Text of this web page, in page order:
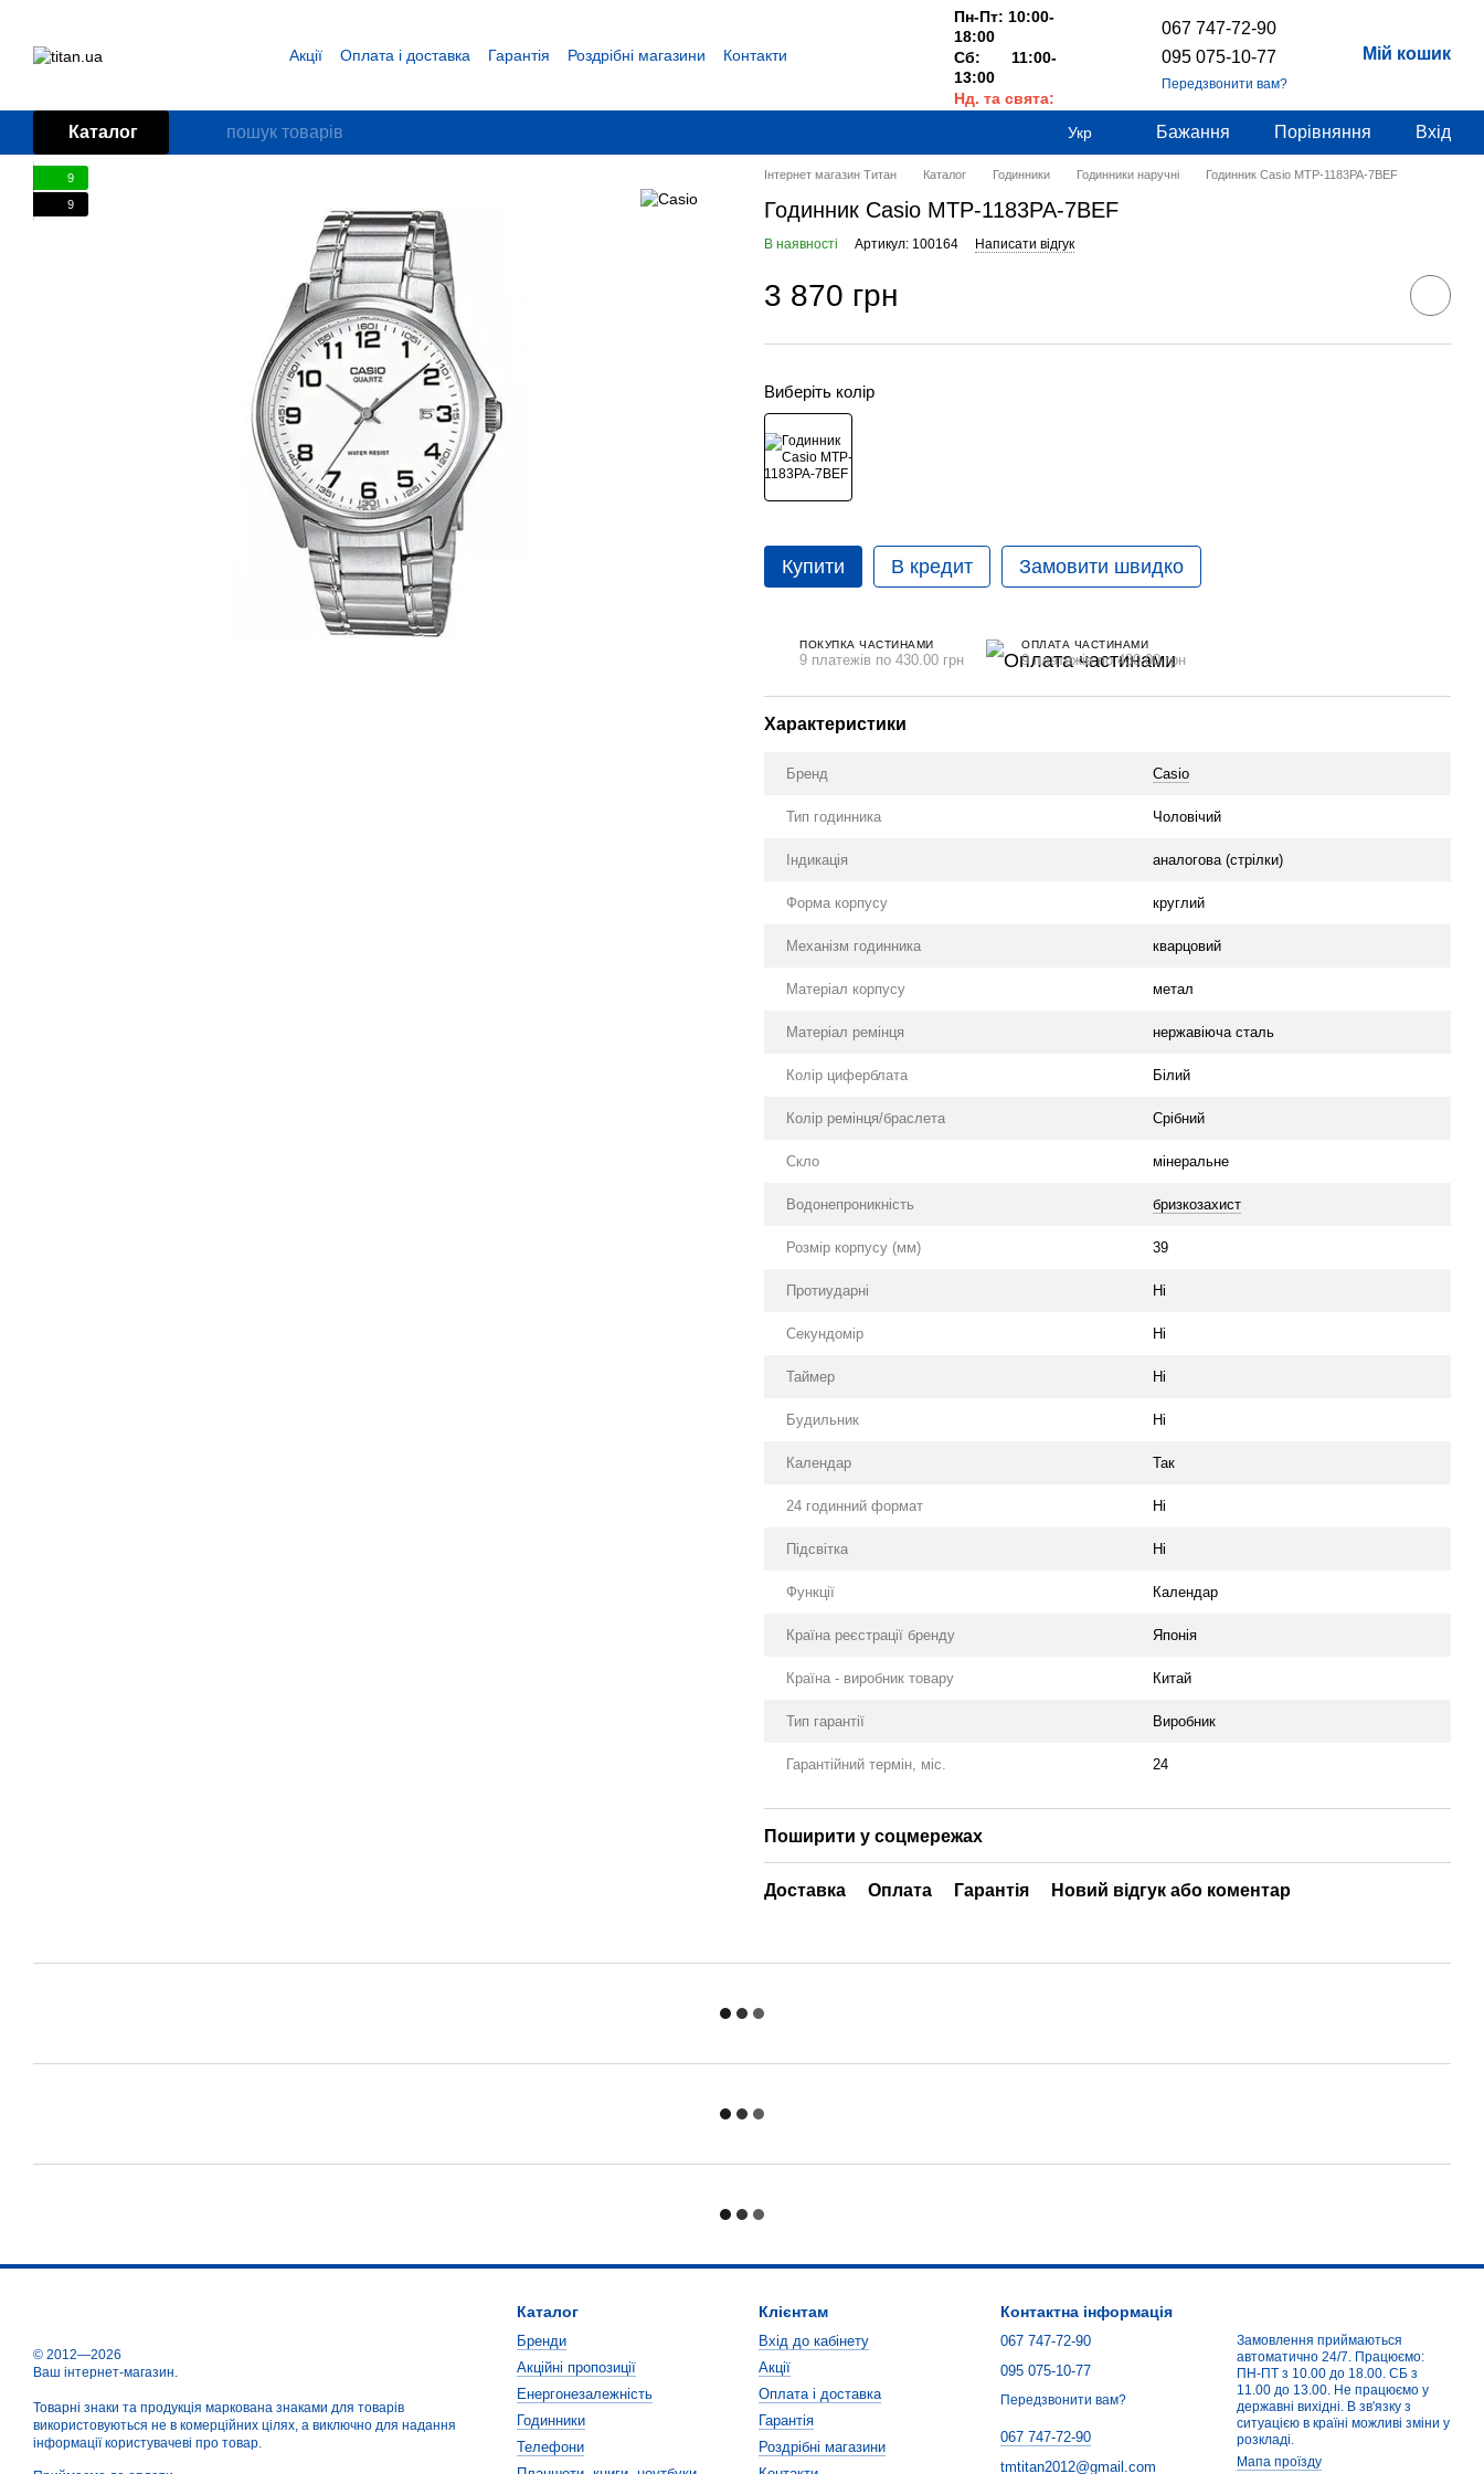
Акції Оплата і доставка Гарантія Роздрібні магазини
Контакти
Пн-Пт: 10:00-
18:00
Сб: 11:00-
13:00
Нд. та свята:
067 747-72-90
095 075-10-77
Передзвонити вам?
Мій кошик
Каталог Укр Бажання Порівняння Вхід
9
9
Інтернет магазин Титан Каталог Годинники Годинники наручні Годинник Casio MTP-1183PA-7BEF
Годинник Casio MTP-1183PA-7BEF
В наявності Артикул: 100164 Написати відгук
3 870 грн
Виберіть колір
Купити В кредит Замовити швидко
ПОКУПКА ЧАСТИНАМИ
9 платежів по 430.00 грн
ОПЛАТА ЧАСТИНАМИ
9 платежів по 430.00 грн
Характеристики
Бренд Casio
Тип годинника Чоловічий
Індикація аналогова (стрілки)
Форма корпусу круглий
Механізм годинника кварцовий
Матеріал корпусу метал
Матеріал ремінця нержавіюча сталь
Колір циферблата Білий
Колір ремінця/браслета Срібний
Скло мінеральне
Водонепроникність бризкозахист
Розмір корпусу (мм) 39
Протиударні Ні
Секундомір Ні
Таймер Ні
Будильник Ні
Календар Так
24 годинний формат Ні
Підсвітка Ні
Функції Календар
Країна реєстрації бренду Японія
Країна - виробник товару Китай
Тип гарантії Виробник
Гарантійний термін, міс. 24
Поширити у соцмережах
Доставка Оплата Гарантія Новий відгук або коментар
© 2012—2026
Ваш інтернет-магазин.
Товарні знаки та продукція маркована знаками для товарів
використовуються не в комерційних цілях, а виключно для надання
інформації користувачеві про товар.
Каталог
Бренди
Акційні пропозиції
Енергонезалежність
Годинники
Телефони
Клієнтам
Вхід до кабінету
Акції
Оплата і доставка
Гарантія
Роздрібні магазини
Контактна інформація
067 747-72-90
095 075-10-77
Передзвонити вам?
067 747-72-90
tmtitan2012@gmail.com
Замовлення приймаються
автоматично 24/7. Працюємо:
ПН-ПТ з 10.00 до 18.00. СБ з
11.00 до 13.00. Не працюємо у
державні вихідні. В зв'язку з
ситуацією в країні можливі зміни у
розкладі.
Мапа проїзду